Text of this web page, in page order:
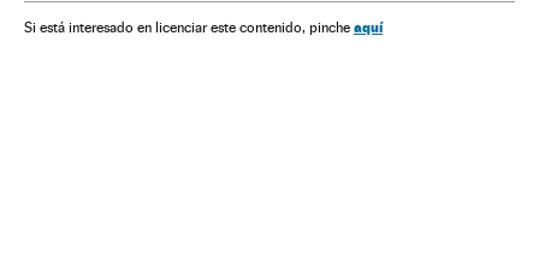
Meios comunicação Economia Telecomunicações
Si está interesado en licenciar este contenido, pinche aquí